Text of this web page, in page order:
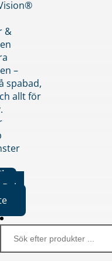
&
–
spabad,
allt för
Boka